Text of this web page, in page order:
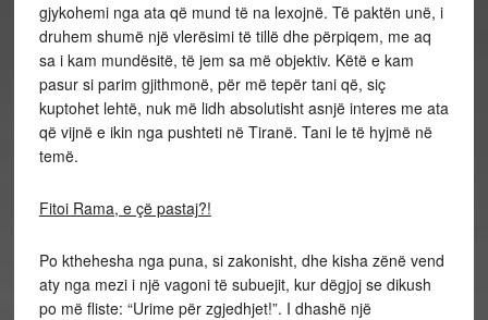
gjykohemi nga ata që mund të na lexojnë. Të paktën unë, i
druhem shumë një vlerësimi të tillë dhe përpiqem, me aq
sa i kam mundësitë, të jem sa më objektiv. Këtë e kam
pasur si parim gjithmonë, për më tepër tani që, siç
kuptohet lehtë, nuk më lidh absolutisht asnjë interes me ata
që vijnë e ikin nga pushteti në Tiranë. Tani le të hyjmë në
temë.
Fitoi Rama, e çë pastaj?!
Po kthehesha nga puna, si zakonisht, dhe kisha zënë vend
aty nga mezi i një vagoni të subuejit, kur dëgjoj se dikush
po më fliste: “Urime për zgjedhjet!”. I dhashë një